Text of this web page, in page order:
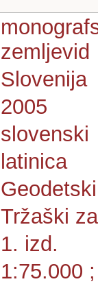
zemljevid
Slovenija
2005
slovenski
latinica
Tržaški
1. izd.
1:75.000